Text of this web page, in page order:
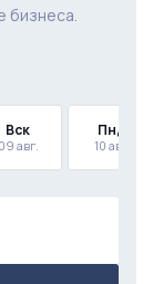
бизнеса.
Вск
09 авг.
Пнд
10 авг.